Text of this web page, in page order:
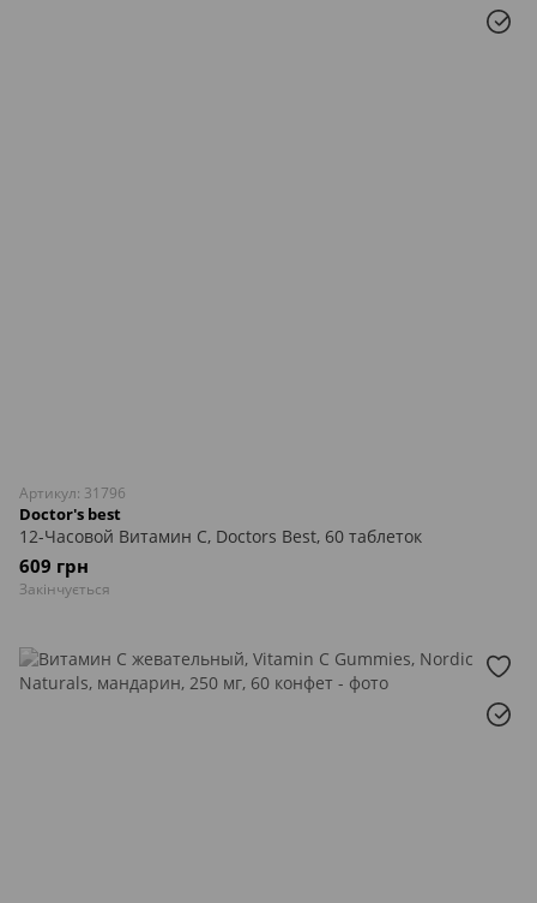
Артикул: 31796
Doctor's best
12-Часовой Витамин С, Doctors Best, 60 таблеток
609 грн
Закінчується